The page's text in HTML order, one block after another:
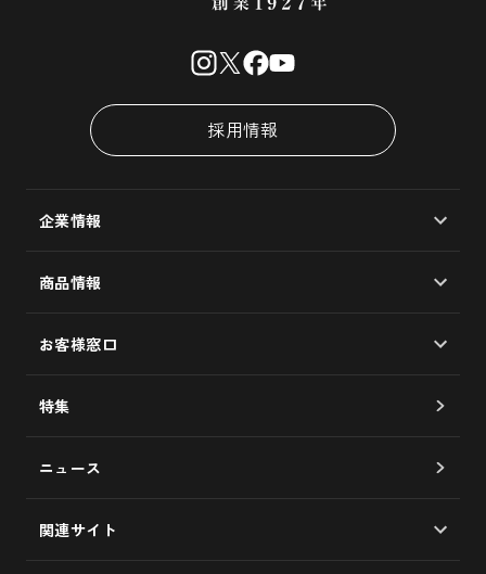
採用情報
企業情報
企業理念
歴史
未来への取り組み
商品情報
スキンケア
サービス券について
お客様窓口
特集
ニュース
関連サイト